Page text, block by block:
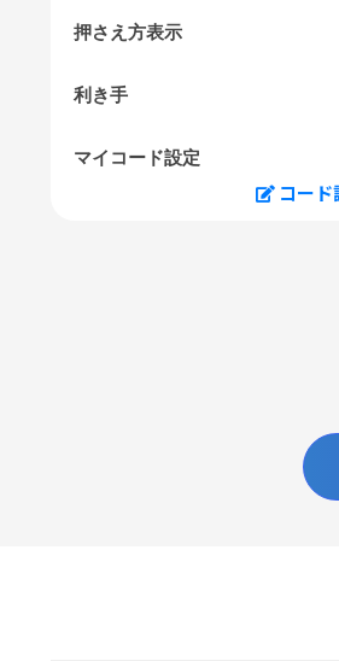
押さえ方表示
利き手
マイコード設定
コード